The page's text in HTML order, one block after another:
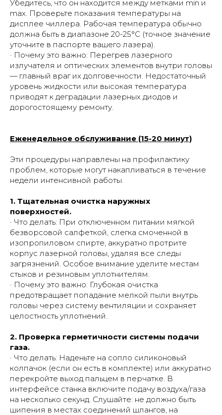
Убедитесь, что он находится между метками min и
max. Проверьте показания температуры на
дисплее чиллера. Рабочая температура обычно
должна быть в диапазоне 20-25°C (точное значение
уточните в паспорте вашего лазера).
· Почему это важно: Перегрев лазерного
излучателя и оптических элементов внутри головы
— главный враг их долговечности. Недостаточный
уровень жидкости или высокая температура
приводят к деградации лазерных диодов и
дорогостоящему ремонту.
Еженедельное обслуживание (15-20 минут)
Эти процедуры направлены на профилактику
проблем, которые могут накапливаться в течение
недели интенсивной работы.
1. Тщательная очистка наружных
поверхностей.
· Что делать: При отключенном питании мягкой
безворсовой салфеткой, слегка смоченной в
изопропиловом спирте, аккуратно протрите
корпус лазерной головы, удаляя все следы
загрязнений. Особое внимание уделите местам
стыков и резиновым уплотнителям.
· Почему это важно: Глубокая очистка
предотвращает попадание мелкой пыли внутрь
головы через систему вентиляции и сохраняет
целостность уплотнений.
2. Проверка герметичности системы подачи
газа.
· Что делать: Наденьте на сопло силиконовый
колпачок (если он есть в комплекте) или аккуратно
перекройте выход пальцем в перчатке. В
интерфейсе станка включите подачу воздуха/газа
на несколько секунд. Слушайте: не должно быть
шипения в местах соединений шлангов, на